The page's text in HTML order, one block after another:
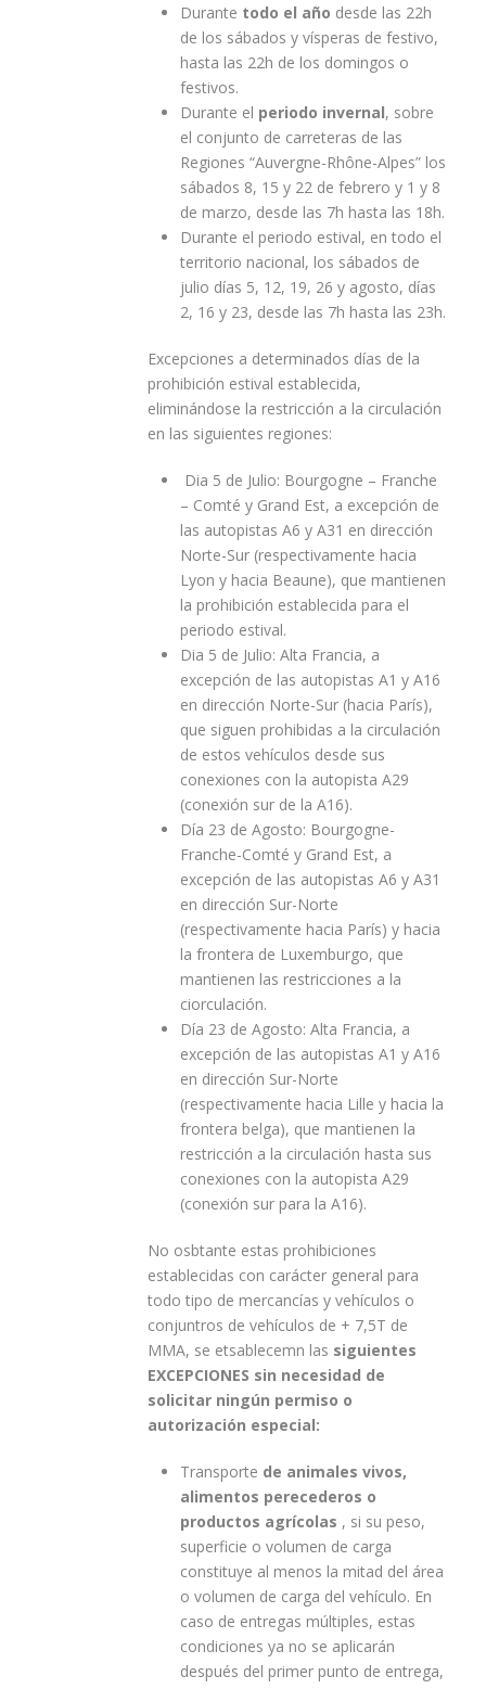
Durante todo el año desde las 22h
de los sábados y vísperas de festivo,
hasta las 22h de los domingos o
festivos.
Durante el periodo invernal, sobre
el conjunto de carreteras de las
Regiones “Auvergne-Rhône-Alpes” los
sábados 8, 15 y 22 de febrero y 1 y 8
de marzo, desde las 7h hasta las 18h.
Durante el periodo estival, en todo el
territorio nacional, los sábados de
julio días 5, 12, 19, 26 y agosto, días
2, 16 y 23, desde las 7h hasta las 23h.
Excepciones a determinados días de la
prohibición estival establecida,
eliminándose la restricción a la circulación
en las siguientes regiones:
Dia 5 de Julio: Bourgogne – Franche
– Comté y Grand Est, a excepción de
las autopistas A6 y A31 en dirección
Norte-Sur (respectivamente hacia
Lyon y hacia Beaune), que mantienen
la prohibición establecida para el
periodo estival.
Dia 5 de Julio: Alta Francia, a
excepción de las autopistas A1 y A16
en dirección Norte-Sur (hacia París),
que siguen prohibidas a la circulación
de estos vehículos desde sus
conexiones con la autopista A29
(conexión sur de la A16).
Día 23 de Agosto: Bourgogne-
Franche-Comté y Grand Est, a
excepción de las autopistas A6 y A31
en dirección Sur-Norte
(respectivamente hacia París) y hacia
la frontera de Luxemburgo, que
mantienen las restricciones a la
ciorculación.
Día 23 de Agosto: Alta Francia, a
excepción de las autopistas A1 y A16
en dirección Sur-Norte
(respectivamente hacia Lille y hacia la
frontera belga), que mantienen la
restricción a la circulación hasta sus
conexiones con la autopista A29
(conexión sur para la A16).
No osbtante estas prohibiciones
establecidas con carácter general para
todo tipo de mercancías y vehículos o
conjuntros de vehículos de + 7,5T de
MMA, se etsablecemn las siguientes
EXCEPCIONES sin necesidad de
solicitar ningún permiso o
autorización especial:
Transporte de animales vivos,
alimentos perecederos o
productos agrícolas , si su peso,
superficie o volumen de carga
constituye al menos la mitad del área
o volumen de carga del vehículo. En
caso de entregas múltiples, estas
condiciones ya no se aplicarán
después del primer punto de entrega,